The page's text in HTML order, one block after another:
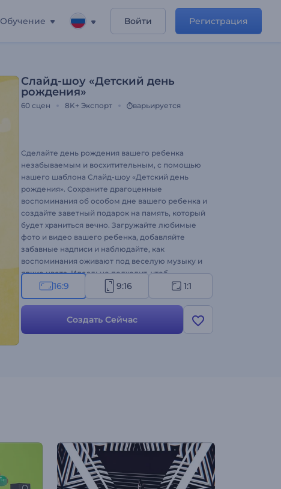
Обучение Войти Регистрация
Слайд-шоу «Детский день
рождения»
60 сцен 8K+ Экспорт варьируется
Сделайте день рождения вашего ребенка
незабываемым и восхитительным, с помощью
нашего шаблона Слайд-шоу «Детский день
рождения». Сохраните драгоценные
воспоминания об особом дне вашего ребенка и
создайте заветный подарок на память, который
будет храниться вечно. Загружайте любимые
фото и видео вашего ребенка, добавляйте
забавные надписи и наблюдайте, как
воспоминания оживают под веселую музыку и
яркие цвета. Идеально подходит, чтоб
поделиться с семьей и друзьями, подходит для
публикаций в социальных сетях или
демонстрации на самой вечеринке по случаю
дня рождения, что вызовет улыбки на лицах
гостей. Попробуйте уже сейчас и сделайте
16:9 9:16 1:1
Создать Сейчас